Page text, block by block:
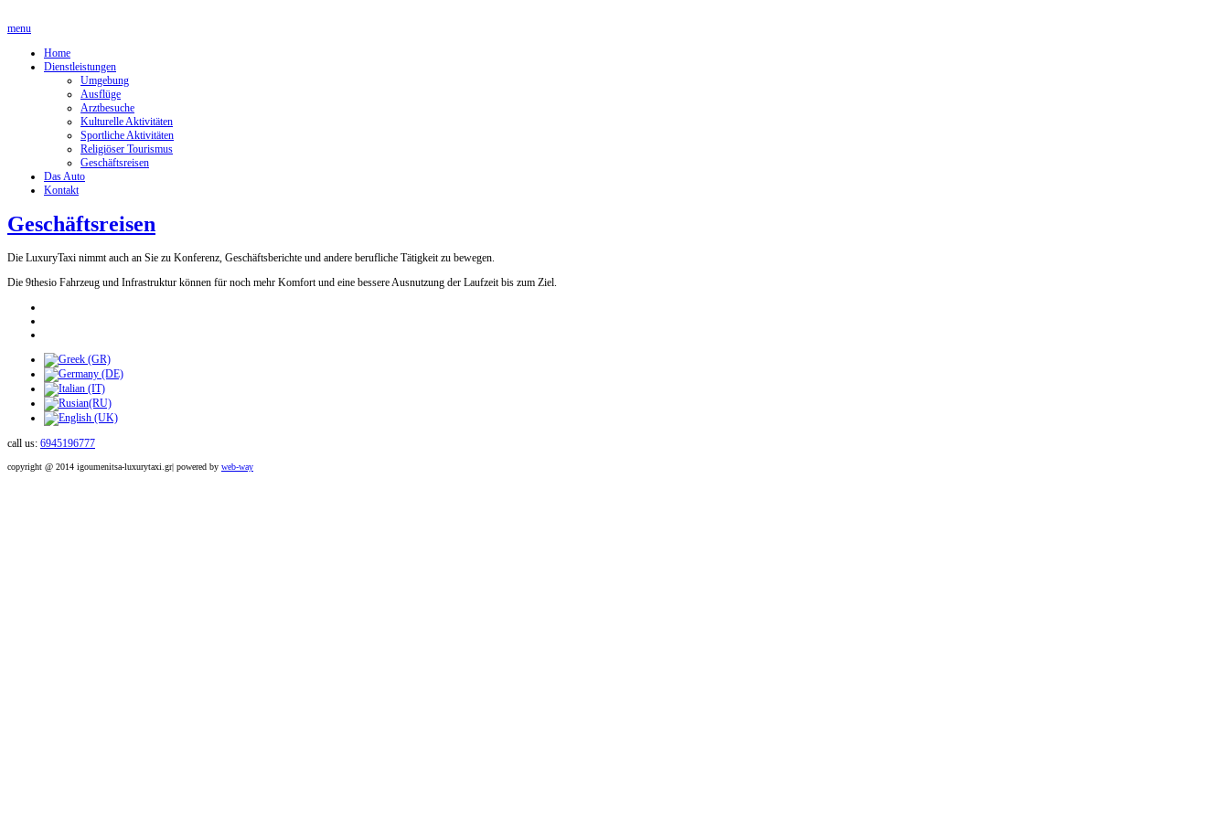
menu
Home
Dienstleistungen
Umgebung
Ausflüge
Arztbesuche
Kulturelle Aktivitäten
Sportliche Aktivitäten
Religiöser Tourismus
Geschäftsreisen
Das Auto
Kontakt
Geschäftsreisen
Die LuxuryTaxi nimmt auch an Sie zu Konferenz, Geschäftsberichte und andere berufliche Tätigkeit zu bewegen.
Die 9thesio Fahrzeug und Infrastruktur können für noch mehr Komfort und eine bessere Ausnutzung der Laufzeit bis zum Ziel.
call us: 6945196777
copyright @ 2014 igoumenitsa-luxurytaxi.gr| powered by web-way